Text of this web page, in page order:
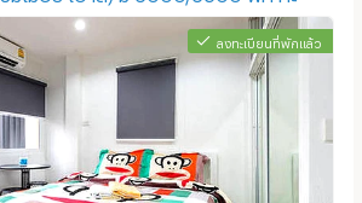
ลงทะเบียนที่พักแล้ว